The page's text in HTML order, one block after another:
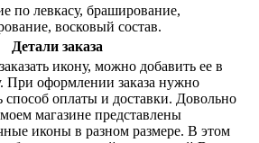
по левкасу, браширование,
восковый состав.
Детали заказа
икону, можно добавить ее в
При оформлении заказа нужно
способ оплаты и доставки. Довольно
магазине представлены
иконы в разном размере. В этом